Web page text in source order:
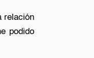
relación
podido